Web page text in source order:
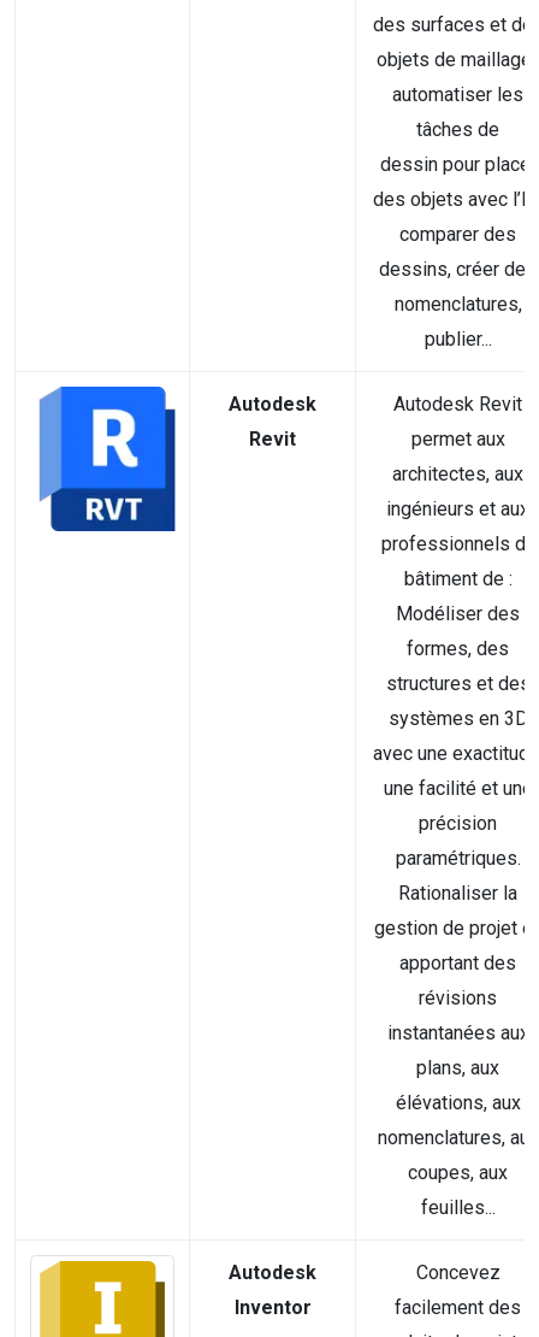
des surfaces et
objets de maillage ;
automatiser les
tâches de
dessin pour placer
des objets avec
comparer des
dessins, créer des
nomenclatures,
publier...
Autodesk
Revit
Autodesk Revit
permet aux
architectes, aux
ingénieurs et aux
professionnels du
bâtiment de :
Modéliser des
formes, des
structures et des
systèmes en 3D
avec une
une facilité et une
précision
paramétriques.
Rationaliser la
gestion de projet
apportant des
révisions
instantanées aux
plans, aux
élévations, aux
nomenclatures, aux
coupes, aux
feuilles...
Autodesk
Inventor
Concevez
facilement des